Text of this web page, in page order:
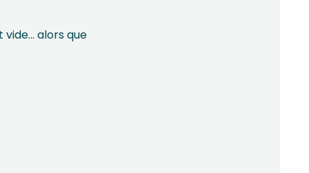
vide… alors que